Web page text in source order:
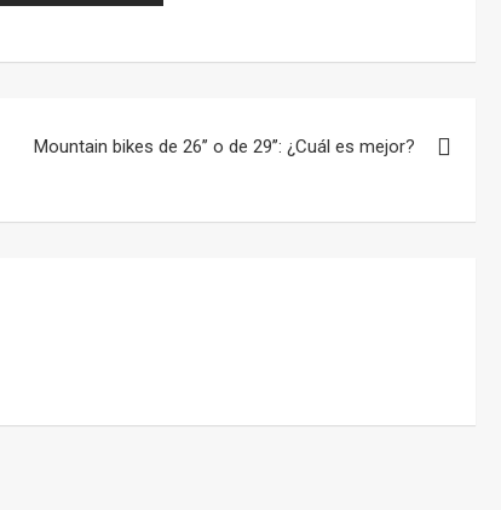
Mountain bikes de 26’’ o de 29’’: ¿Cuál es mejor?